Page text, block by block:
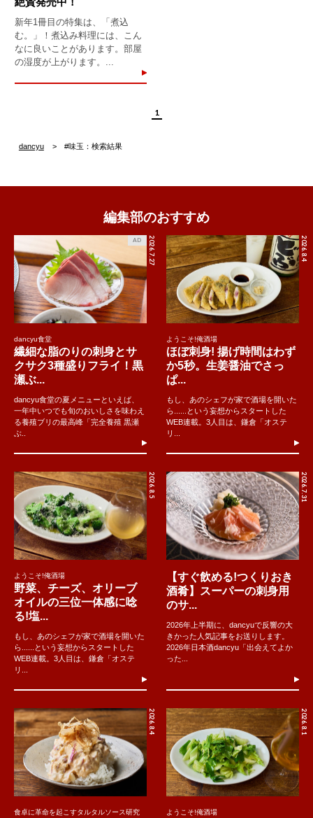
新年1冊目の特集は、「煮込
む。」！煮込み料理には、こん
なに良いことがあります。部屋
の湿度が上がります。...
1
dancyu #味玉：検索結果
編集部のおすすめ
2026.7.27
AD
dancyu食堂
繊細な脂のりの刺身とサ
クサク3種盛りフライ！黒
瀬ぶ...
dancyu食堂の夏メニューといえば、
一年中いつでも旬のおいしさを味わえ
る養殖ブリの最高峰「完全養殖 黒瀬
ぶ..
2026.8.4
ようこそ!俺酒場
ほぼ刺身! 揚げ時間はわず
か5秒。生姜醤油でさっ
ぱ...
もし、あのシェフが家で酒場を開いた
ら......という妄想からスタートした
WEB連載。3人目は、鎌倉「オステ
リ...
2026.8.5
ようこそ!俺酒場
野菜、チーズ、オリーブ
オイルの三位一体感に唸
る!塩...
もし、あのシェフが家で酒場を開いた
ら......という妄想からスタートした
WEB連載。3人目は、鎌倉「オステ
リ...
2026.7.31
【すぐ飲める!つくりおき
酒肴】スーパーの刺身用
のサ...
2026年上半期に、dancyuで反響の大
きかった人気記事をお送りします。
2026年日本酒dancyu「出会えてよか
った...
2026.8.4
食卓に革命を起こすタルタルソース研究
2026.8.1
ようこそ!俺酒場